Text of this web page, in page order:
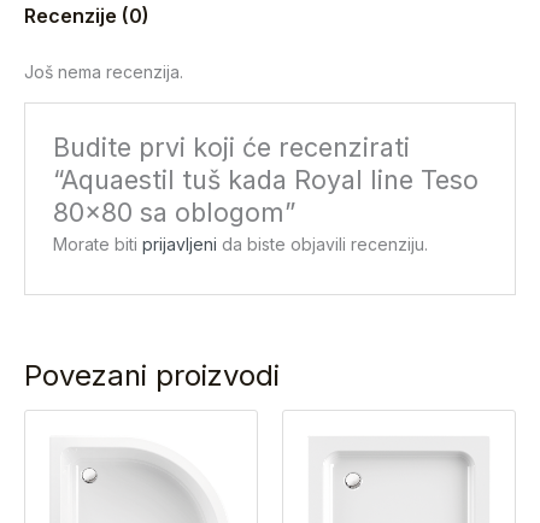
Recenzije (0)
Još nema recenzija.
Budite prvi koji će recenzirati
“Aquaestil tuš kada Royal line Teso
80×80 sa oblogom”
Morate bitiprijavljeni da biste objavili recenziju.
Povezani proizvodi